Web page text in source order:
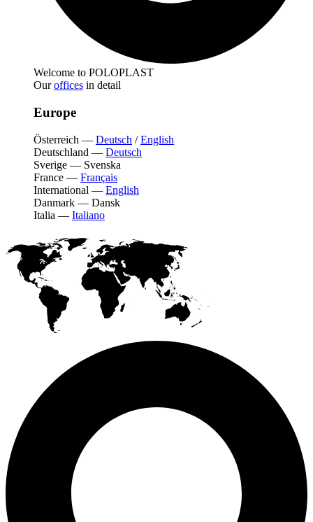
Welcome to POLOPLAST
Ouroffices in detail
Europe
Österreich — Deutsch /English
Deutschland — Deutsch
Sverige — Svenska
France — Français
International — English
Danmark — Dansk
Italia — Italiano